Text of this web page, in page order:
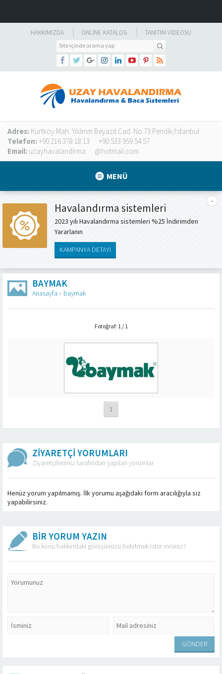
HAKKIMIZDA ONLINE KATALOG TANITIM VIDEOSU
Adres: Kurtköy Mah. Yıldırım Beyazıt Cad. No:73 Pendik/İstanbul
Telefon: +90 216 378 18 13
+90 533 959 54 57
Email: uzayhavalandirma @hotmail.com
MENÜ
Havalandırma sistemleri
2023 yılı Havalandırma sistemleri %25 İndirimden
Yararlanın
KAMPANYA DETAYI
BAYMAK
Anasayfa » baymak
Fotoğraf: 1 / 1
1
ZİYARETÇİ YORUMLARI
Ziyaretçilerimiz tarafından yapılan yorumlar
Henüz yorum yapılmamış. İlk yorumu aşağıdaki form aracılığıyla siz
yapabilirsiniz.
BİR YORUM YAZIN
Bu konu hakkındaki görüşünüzü belirtmek ister misiniz?